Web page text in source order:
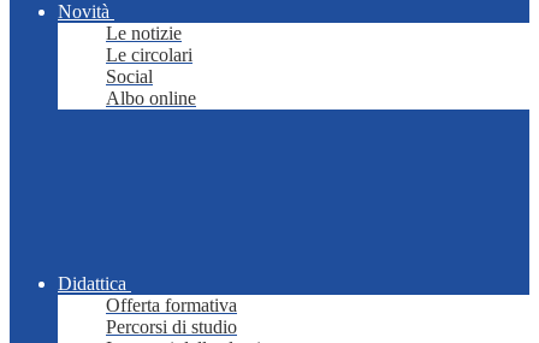
Novità
Le notizie
Le circolari
Social
Albo online
Didattica
Offerta formativa
Percorsi di studio